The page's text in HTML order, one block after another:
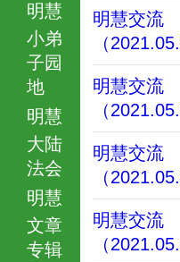
明慧
小弟
子园
地
明慧
大陆
法会
明慧
文章
专辑
明慧交流
（
明慧交流
（
明慧交流
（
明慧交流
（